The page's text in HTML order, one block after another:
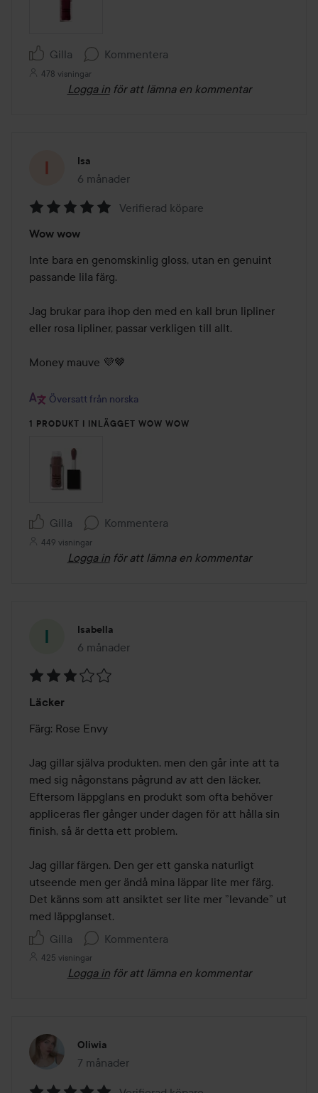
Gilla Kommentera
478 visningar
Logga in för att lämna en kommentar
Isa
6 månader
Inlägget skapades 6 månader
5
av
5
Verifierad köpare
Wow wow
Inte bara en genomskinlig gloss, utan en genuint
passande lila färg.
Jag brukar para ihop den med en kall brun lipliner
eller rosa lipliner, passar verkligen till allt.
Money mauve 💜🤎
Översatt från norska
1 PRODUKT I INLÄGGET WOW WOW
Gilla Kommentera
449 visningar
Logga in för att lämna en kommentar
Isabella
6 månader
Inlägget skapades 6 månader
3
av
Läcker
Färg: Rose Envy
Jag gillar själva produkten, men den går inte att ta
med sig någonstans pågrund av att den läcker.
Eftersom läppglans en produkt som ofta behöver
appliceras fler gånger under dagen för att hålla sin
finish, så är detta ett problem.
Jag gillar färgen. Den ger ett ganska naturligt
utseende men ger ändå mina läppar lite mer färg.
Det känns som att ansiktet ser lite mer ”levande” ut
med läppglanset.
Gilla
Kommentera
425 visningar
Logga in för att lämna en kommentar
Oliwia
7 månader
Inlägget skapades 7 månader